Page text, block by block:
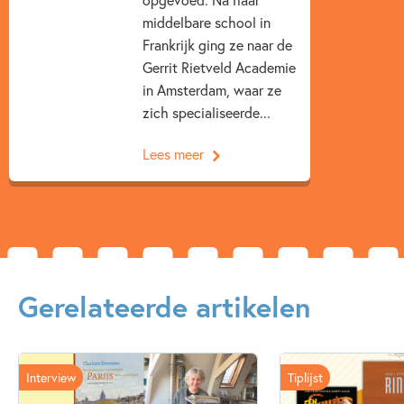
middelbare school in
Frankrijk ging ze naar de
Gerrit Rietveld Academie
in Amsterdam, waar ze
zich specialiseerde...
Lees meer
Gerelateerde artikelen
Interview Tiplijst